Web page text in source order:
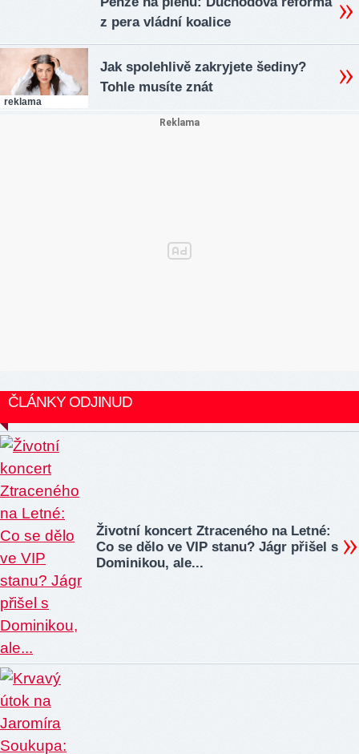
z pera vládní koalice
reklama
Jak spolehlivě zakryjete šediny?
Tohle musíte znát
ČLÁNKY ODJINUD
Životní koncert Ztraceného na Letné:
Co se dělo ve VIP stanu? Jágr přišel s
Dominikou, ale...